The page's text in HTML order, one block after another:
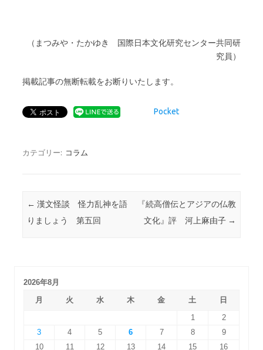
（まつみや・たかゆき 国際日本文化研究センター共同研
究員）
掲載記事の無断転載をお断りいたします。
Pocket
カテゴリー: コラム
投稿ナビゲーション
← 漢文怪談 怪力乱神を語
りましょう 第五回
『続高僧伝とアジアの仏教
文化』評 河上麻由子 →
2026年8月
月
火 水 木 金 土
日
1
2
3
4 5 6 7 8
9
10
11 12 13 14 15 16